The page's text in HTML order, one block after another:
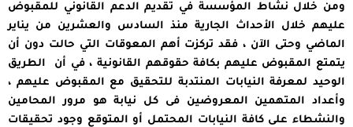
ومن خلال نشاط المؤسسة في تقديم الدعم القانوني للمقبوض
عليهم خلال الأحداث الجارية منذ السادس والعشرين من يناير
الماضي وحتى الآن ، فقد تركزت أهم المعوقات التي حالت دون أن
يتمتع المقبوض عليهم بكافة حقوقهم القانونية ، في أن الطريق
الوحيد لمعرفة النيابات المنتدبة للتحقيق مع المقبوض عليهم ،
وأعداد المتهمين المعروضين فى كل نيابة هو مرور المحامين
والنشطاء على كافة النيابات المحتمل أو المتوقع وجود تحقيقات